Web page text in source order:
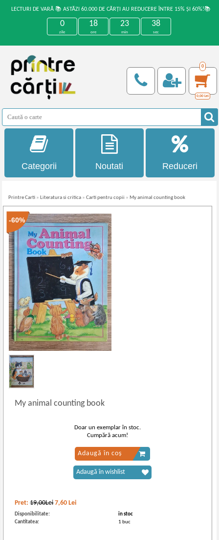
LECTURI DE VARĂ 📚 ASTĂZI 60.000 DE CĂRȚI AU REDUCERE ÎNTRE 15% ȘI 60%!📚
0
zile
18
ore
23
min
38
sec
0
0,00 Lei
Categorii Noutati Reduceri
Printre Carti » Literatura si critica »Carti pentru copii » My animal counting book
-60%
My animal counting book
Pret:19,00Lei 7,60 Lei
Disponibilitate:
in stoc
Cantitatea:
1 buc
Doar un exemplar în stoc.
Cumpără acum!
Adaugă în coș
Adaugă în wishlist